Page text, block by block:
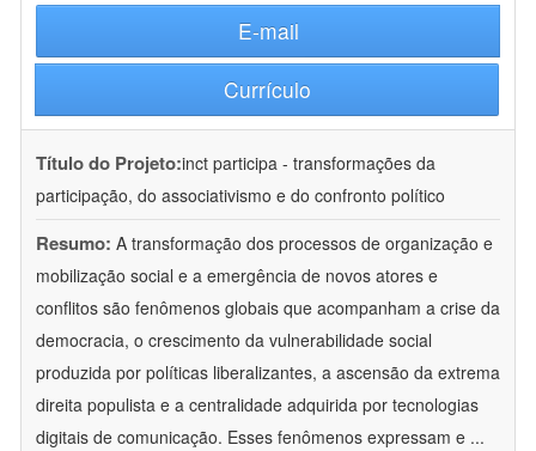
E-mail
Currículo
Título do Projeto:inct participa - transformações da
participação, do associativismo e do confronto político
Resumo: A transformação dos processos de organização e
mobilização social e a emergência de novos atores e
conflitos são fenômenos globais que acompanham a crise da
democracia, o crescimento da vulnerabilidade social
produzida por políticas liberalizantes, a ascensão da extrema
direita populista e a centralidade adquirida por tecnologias
digitais de comunicação. Esses fenômenos expressam e ...